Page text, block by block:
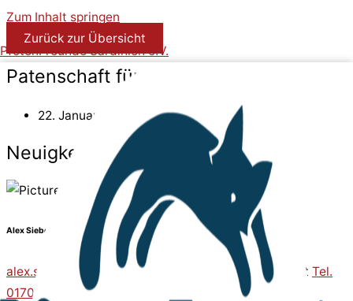
Zum Inhalt springen
PfotenFreunde Sardinien e.V.
Zurück zur Übersicht
Patenschaft für Furby
22. Januar 2024
Neuigkeit
Alex Sieber
alex.sieber@pfotenfreunde-sardinien.de oder direkt Tel.
0170 9941956